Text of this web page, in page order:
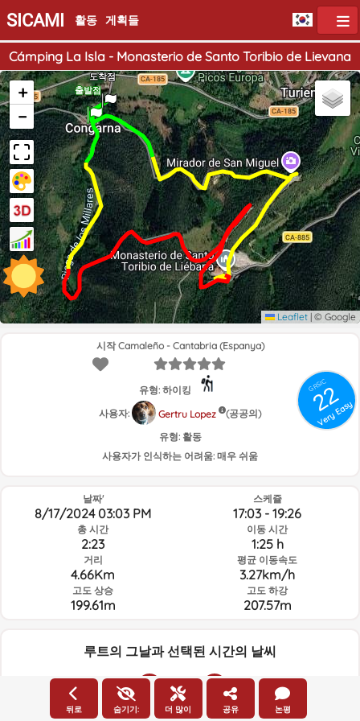
SICAMI 활동 게획들
Cámping La Isla - Monasterio de Santo Toribio de Lievana
출발점
도착점
+
−
Leaflet | © Google
GRSIC
22
Very Easy
시작 Camaleño - Cantabria (Espanya)
유형: 하이킹
사용자:
Gertru Lopez
(공공의)
유형: 활동
사용자가 인식하는 어려움: 매우 쉬움
날짜'
8/17/2024 03:03 PM
총 시간
2:23
거리
4.66Km
고도 상승
199.61m
스케쥴
17:03 - 19:26
이동 시간
1:25 h
평균 이동속도
3.27km/h
고도 하강
207.57m
루트의 그날과 선택된 시간의 날씨
15:00
뒤로 숨기기: 더 많이 공유 논평